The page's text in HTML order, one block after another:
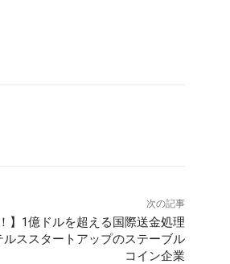
次の記事
】1億ドルを超える国際送金処理
ルススタートアップのステーブル
コイン企業